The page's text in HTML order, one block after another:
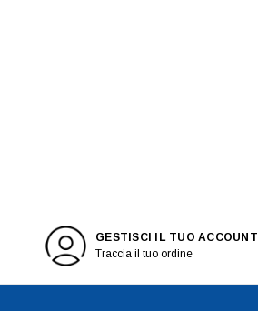
GESTISCI IL TUO ACCOUNT
Traccia il tuo ordine